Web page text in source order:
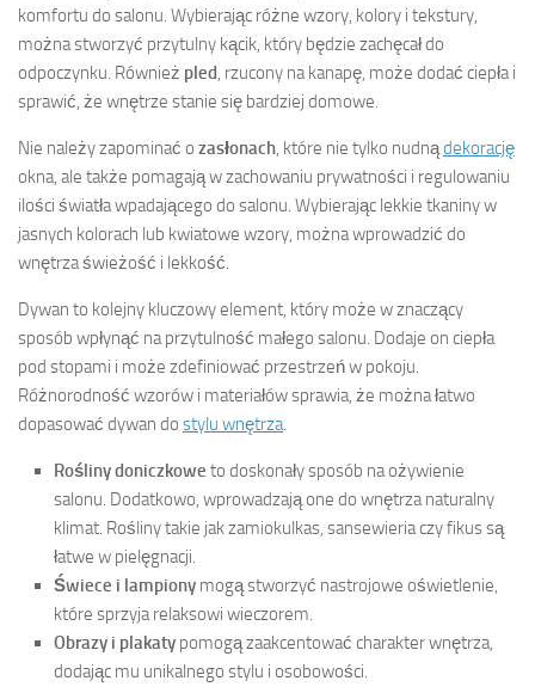
komfortu do salonu. Wybierając różne wzory, kolory i tekstury,
można stworzyć przytulny kącik, który będzie zachęcał do
odpoczynku. Również pled, rzucony na kanapę, może dodać ciepła i
sprawić, że wnętrze stanie się bardziej domowe.
Nie należy zapominać o zasłonach, które nie tylko nudnądekorację
okna, ale także pomagają w zachowaniu prywatności i regulowaniu
ilości światła wpadającego do salonu. Wybierając lekkie tkaniny w
jasnych kolorach lub kwiatowe wzory, można wprowadzić do
wnętrza świeżość i lekkość.
Dywan to kolejny kluczowy element, który może w znaczący
sposób wpłynąć na przytulność małego salonu. Dodaje on ciepła
pod stopami i może zdefiniować przestrzeń w pokoju.
Różnorodność wzorów i materiałów sprawia, że można łatwo
dopasować dywan do stylu wnętrza.
Rośliny doniczkowe to doskonały sposób na ożywienie
salonu. Dodatkowo, wprowadzają one do wnętrza naturalny
klimat. Rośliny takie jak zamiokulkas, sansewieria czy fikus są
łatwe w pielęgnacji.
Świece i lampiony mogą stworzyć nastrojowe oświetlenie,
które sprzyja relaksowi wieczorem.
Obrazy i plakaty pomogą zaakcentować charakter wnętrza,
dodając mu unikalnego stylu i osobowości.